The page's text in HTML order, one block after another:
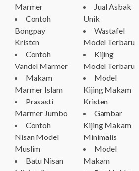
Marmer
Contoh
Bongpay
Kristen
Contoh
Vandel Marmer
Makam
Marmer Islam
Prasasti
Marmer Jumbo
Contoh
Nisan Model
Muslim
Batu Nisan
Jual Asbak
Unik
Wastafel
Model Terbaru
Kijing
Model Terbaru
Model
Kijing Makam
Kristen
Gambar
Kijing Makam
Minimalis
Model
Makam